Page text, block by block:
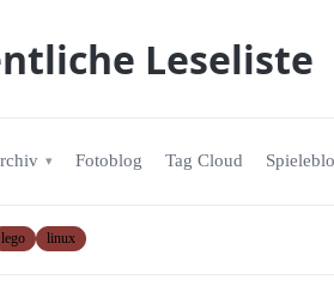
Leseliste
Fotoblog Tag Cloud
lego linux